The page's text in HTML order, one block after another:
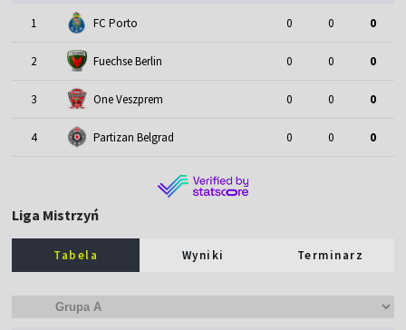
1 FC Porto 0 0 0
2 Fuechse Berlin 0 0 0
3 One Veszprem 0 0 0
4 Partizan Belgrad 0 0 0
Liga Mistrzyń
Tabela Wyniki Terminarz